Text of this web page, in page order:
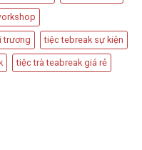
trương tiệc tebreak sự kiện
tiệc trà teabreak giá rẻ